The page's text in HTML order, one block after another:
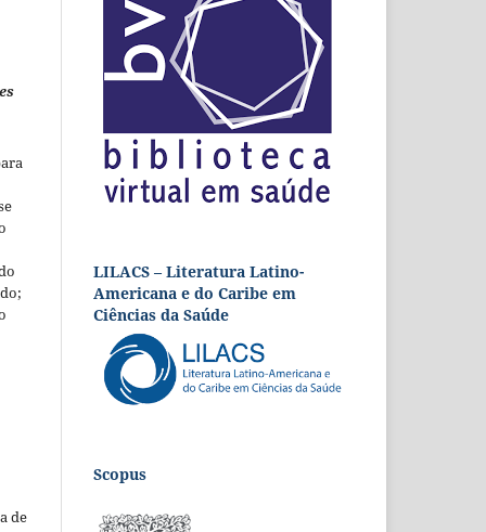
de
LILACS – Literatura Latino-
Americana e do Caribe em
Ciências da Saúde
Scopus